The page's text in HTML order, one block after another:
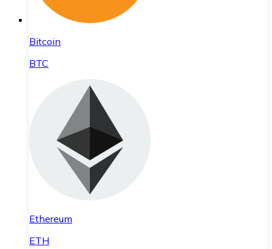
Bitcoin
BTC
Ethereum
ETH